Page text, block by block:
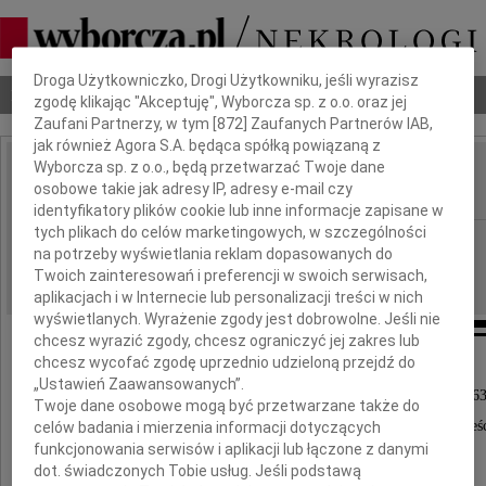
Nekrologi Odeszli Poradnik pogrzebowy
IMIĘ I NAZWISKO: Krystyna Świerczek
REGION: Rzeszów
DATA EMISJI: 13.02.2010
Z głębokim żalem zawiadamiamy,
że w dniu 11 lutego 2010 roku zmarła, przeżywszy
nasza najukochańsza Mamusia, Babunia, Siostra i
Dbamy o Twoją prywatność
Droga Użytkowniczko, Drogi Użytkowniku, jeśli wyrazisz
zgodę klikając "Akceptuję", Wyborcza sp. z o.o. oraz jej
Zaufani Partnerzy, w tym [872 ] Zaufanych Partnerów IAB,
jak również Agora S.A. będąca spółką powiązaną z
Wyborcza sp. z o.o., będą przetwarzać Twoje dane
osobowe takie jak adresy IP, adresy e-mail czy
identyfikatory plików cookie lub inne informacje zapisane w
tych plikach do celów marketingowych, w szczególności
na potrzeby wyświetlania reklam dopasowanych do
Twoich zainteresowań i preferencji w swoich serwisach,
aplikacjach i w Internecie lub personalizacji treści w nich
wyświetlanych. Wyrażenie zgody jest dobrowolne. Jeśli nie
chcesz wyrazić zgody, chcesz ograniczyć jej zakres lub
chcesz wycofać zgodę uprzednio udzieloną przejdź do
„Ustawień Zaawansowanych”.
Twoje dane osobowe mogą być przetwarzane także do
celów badania i mierzenia informacji dotyczących
funkcjonowania serwisów i aplikacji lub łączone z danymi
dot. świadczonych Tobie usług. Jeśli podstawą